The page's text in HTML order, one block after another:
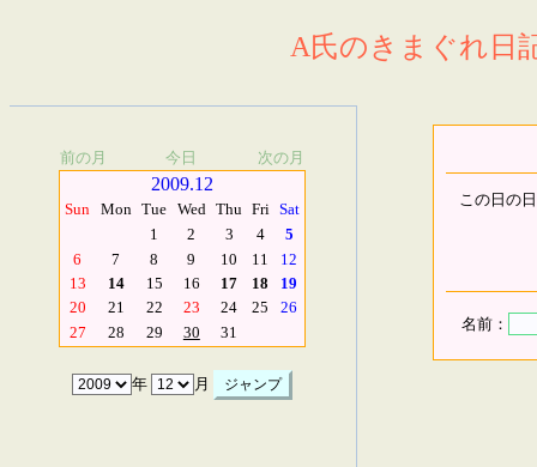
A氏のきまぐれ日
前の月 今日 次の月
2009.12
Sun Mon Tue Wed Thu Fri Sat
1
2 3 4
5
6
7 8 9 10 11
12
13
14 15 16 17 18
19
20
21 22 23 24 25
26
27
28 29 30 31
年 月
この日の
名前：